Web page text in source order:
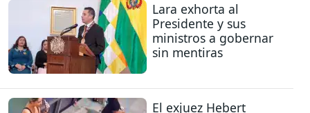
Lara exhorta al
Presidente y sus
ministros a gobernar
sin mentiras
El exjuez Hebert